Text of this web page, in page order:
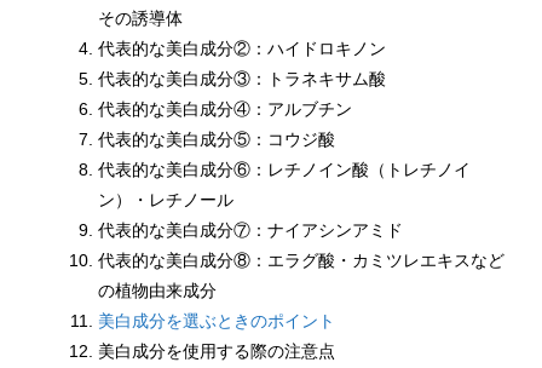
その誘導体
代表的な美白成分②：ハイドロキノン
代表的な美白成分③：トラネキサム酸
代表的な美白成分④：アルブチン
代表的な美白成分⑤：コウジ酸
代表的な美白成分⑥：レチノイン酸（トレチノイ
ン）・レチノール
代表的な美白成分⑦：ナイアシンアミド
代表的な美白成分⑧：エラグ酸・カミツレエキスなど
の植物由来成分
美白成分を選ぶときのポイント
美白成分を使用する際の注意点